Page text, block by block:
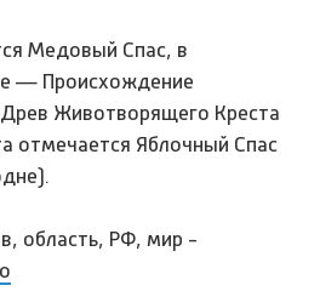
Медовый Спас, в
— Происхождение
Животворящего Креста
отмечается Яблочный Спас
область, РФ, мир -